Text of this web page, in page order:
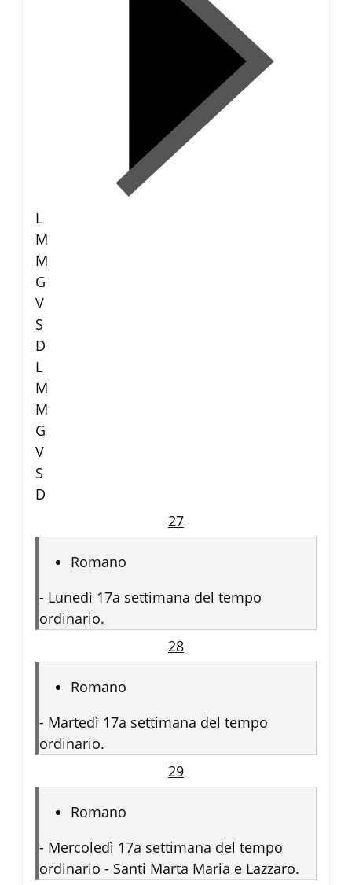
L
M
M
G
V
S
D
L
M
M
G
V
S
D
27
Romano
- Lunedì 17a settimana del tempo
ordinario.
28
Romano
- Martedì 17a settimana del tempo
ordinario.
29
Romano
- Mercoledì 17a settimana del tempo
ordinario - Santi Marta Maria e Lazzaro.